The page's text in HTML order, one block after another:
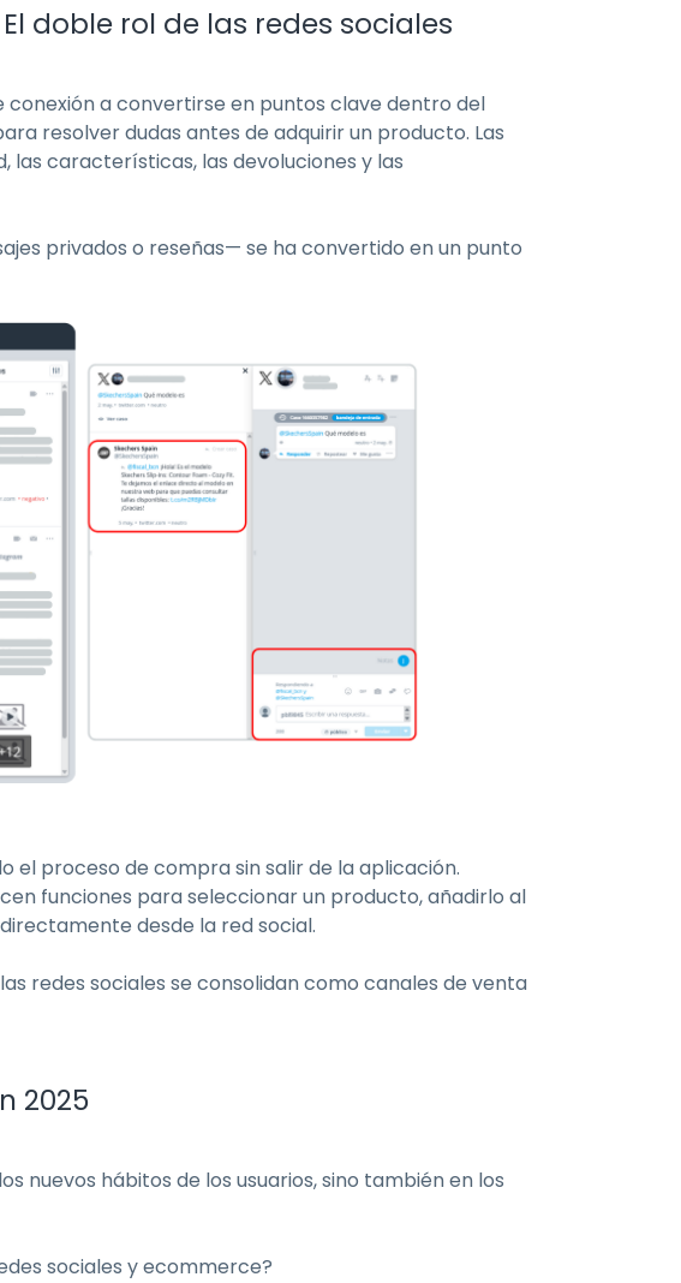
doble rol de las redes sociales
conexión a convertirse en puntos clave dentro del
resolver dudas antes de adquirir un producto. Las
las características, las devoluciones y las
privados o reseñas— se ha convertido en un punto
proceso de compra sin salir de la aplicación.
funciones para seleccionar un producto, añadirlo al
desde la red social.
redes sociales se consolidan como canales de venta
2025
nuevos hábitos de los usuarios, sino también en los
sociales y ecommerce?